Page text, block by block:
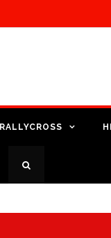
RALLYCROSS